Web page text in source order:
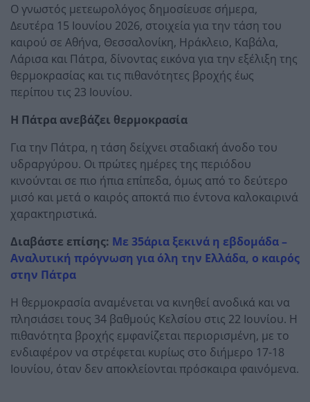
Ο γνωστός μετεωρολόγος δημοσίευσε σήμερα,
Δευτέρα 15 Ιουνίου 2026, στοιχεία για την τάση του
καιρού σε Αθήνα, Θεσσαλονίκη, Ηράκλειο, Καβάλα,
Λάρισα και Πάτρα, δίνοντας εικόνα για την εξέλιξη της
θερμοκρασίας και τις πιθανότητες βροχής έως
περίπου τις 23 Ιουνίου.
Η Πάτρα ανεβάζει θερμοκρασία
Για την Πάτρα, η τάση δείχνει σταδιακή άνοδο του
υδραργύρου. Οι πρώτες ημέρες της περιόδου
κινούνται σε πιο ήπια επίπεδα, όμως από το δεύτερο
μισό και μετά ο καιρός αποκτά πιο έντονα καλοκαιρινά
χαρακτηριστικά.
Διαβάστε επίσης: Με 35άρια ξεκινά η εβδομάδα –
Αναλυτική πρόγνωση για όλη την Ελλάδα, ο καιρός
στην Πάτρα
Η θερμοκρασία αναμένεται να κινηθεί ανοδικά και να
πλησιάσει τους 34 βαθμούς Κελσίου στις 22 Ιουνίου. Η
πιθανότητα βροχής εμφανίζεται περιορισμένη, με το
ενδιαφέρον να στρέφεται κυρίως στο διήμερο 17-18
Ιουνίου, όταν δεν αποκλείονται πρόσκαιρα φαινόμενα.